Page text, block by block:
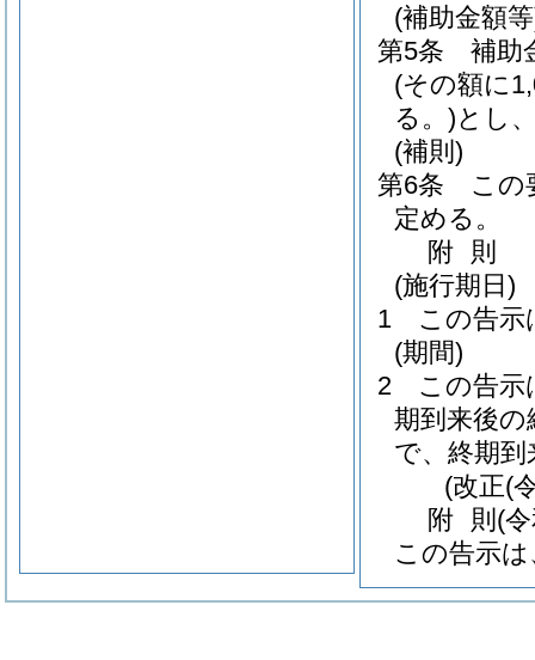
(補助金額
第5条
補助
(その額に
る。)とし
(補則)
第6条
この
定める。
附 則
(施行期日)
1
この告示
(期間)
2
この告示
期到来後
で、終期
(改正(
附 則 (
この告示